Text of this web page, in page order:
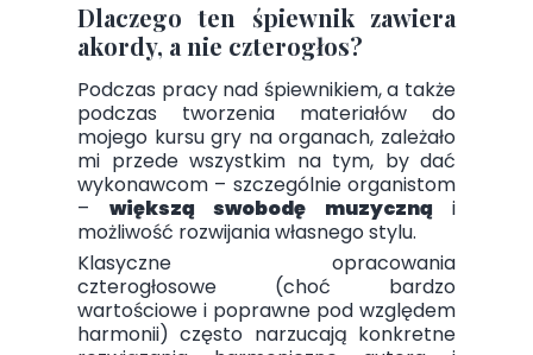
Dlaczego ten śpiewnik zawiera
akordy, a nie czterogłos?
Podczas pracy nad śpiewnikiem, a także
podczas tworzenia materiałów do
mojego kursu gry na organach, zależało
mi przede wszystkim na tym, by dać
wykonawcom – szczególnie organistom
– większą swobodę muzyczną i
możliwość rozwijania własnego stylu.
Klasyczne opracowania
czterogłosowe (choć bardzo
wartościowe i poprawne pod względem
harmonii) często narzucają konkretne